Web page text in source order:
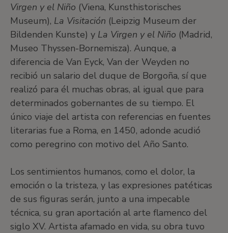
Virgen y el Niño (Viena, Kunsthistorisches
Museum), La Visitación (Leipzig Museum der
Bildenden Kunste) y La Virgen y el Niño (Madrid,
Museo Thyssen-Bornemisza). Aunque, a
diferencia de Van Eyck, Van der Weyden no
recibió un salario del duque de Borgoña, sí que
realizó para él muchas obras, al igual que para
determinados gobernantes de su tiempo. El
único viaje del artista con referencias en fuentes
literarias fue a Roma, en 1450, adonde acudió
como peregrino con motivo del Año Santo.
Los sentimientos humanos, como el dolor, la
emoción o la tristeza, y las expresiones patéticas
de sus figuras serán, junto a una impecable
técnica, su gran aportación al arte flamenco del
siglo XV. Artista afamado en vida, su obra tuvo